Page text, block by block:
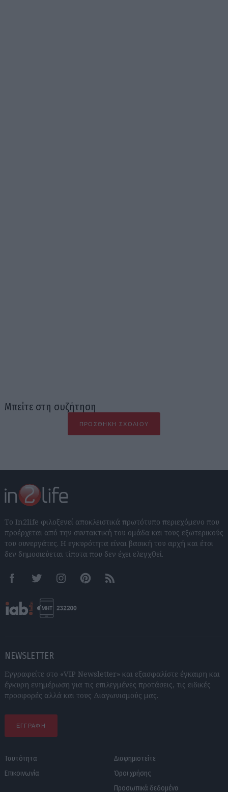
Μπείτε στη συζήτηση
ΠΡΟΣΘΉΚΗ ΣΧΟΛΊΟΥ
Το In2life φιλοξενεί αποκλειστικά πρωτότυπο περιεχόμενο που
προέρχεται από την συντακτική του ομάδα και τους εξωτερικούς
του συνεργάτες. Η εγκυρότητα είναι βασική του αρχή και έτσι
δεν δημοσιεύεται τίποτα που δεν έχει ελεγχθεί.
FacebookTwitter InstagramPinterestRSS feeds
NEWSLETTER
Εγγραφείτε στο «VIP Newsletter» και εξασφαλίστε έγκαιρη και
έγκυρη ενημέρωση για τις επιλεγμένες προτάσεις, τις ειδικές
προσφορές αλλά και τους Διαγωνισμούς μας.
ΕΓΓΡΑΦΗ
Ταυτότητα
Επικοινωνία
Διαφημιστείτε
Όροι χρήσης
Προσωπικά δεδομένα